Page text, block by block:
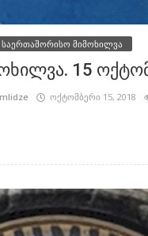
საერთაშორისო მიმოხილვა
15
ოქტომბერი 15, 2018